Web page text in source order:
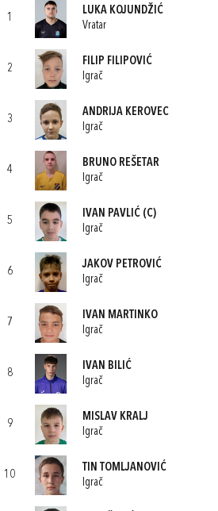
1
LUKA KOJUNDŽIĆ
Vratar
2
FILIP FILIPOVIĆ
Igrač
3
ANDRIJA KEROVEC
Igrač
4
BRUNO REŠETAR
Igrač
5
IVAN PAVLIĆ (C)
Igrač
6
JAKOV PETROVIĆ
Igrač
7
IVAN MARTINKO
Igrač
8
IVAN BILIĆ
Igrač
9
MISLAV KRALJ
Igrač
10
TIN TOMLJANOVIĆ
Igrač